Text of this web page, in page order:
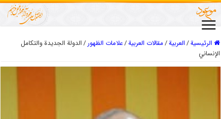
الرئيسية/العربیة/مقالات العربیة/علامات الظهور/الدولة الجديدة والتكامل
الإنساني